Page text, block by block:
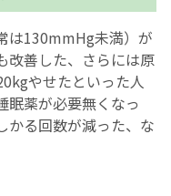
は130mmHg未満）が
改善した、さらには原
やせたといった人
眠薬が必要無くなっ
かる回数が減った、な